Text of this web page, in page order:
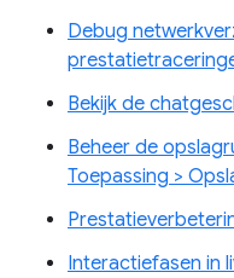
Debug
Bekijk de
Beheer de
Toepassing >
Interactiefasen in